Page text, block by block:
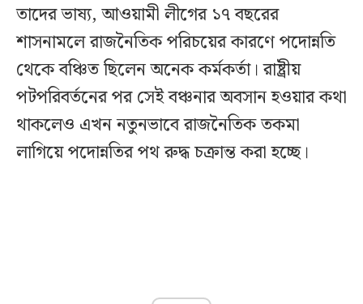
তাদের ভাষ্য, আওয়ামী লীগের ১৭ বছরের
শাসনামলে রাজনৈতিক পরিচয়ের কারণে পদোন্নতি
থেকে বঞ্চিত ছিলেন অনেক কর্মকর্তা। রাষ্ট্রীয়
পটপরিবর্তনের পর সেই বঞ্চনার অবসান হওয়ার কথা
থাকলেও এখন নতুনভাবে রাজনৈতিক তকমা
লাগিয়ে পদোন্নতির পথ রুদ্ধ চক্রান্ত করা হচ্ছে।